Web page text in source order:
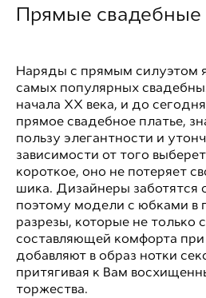
Прямые свадебные
Наряды с прямым силуэтом
самых популярных
начала ХХ века, и до
прямое свадебное платье,
пользу элегантности и
зависимости от того
короткое, оно не потеряет
шика. Дизайнеры заботятся
поэтому модели с юбками в
разрезы, которые не только
составляющей комфорта
добавляют в образ нотки
притягивая к Вам
торжества.